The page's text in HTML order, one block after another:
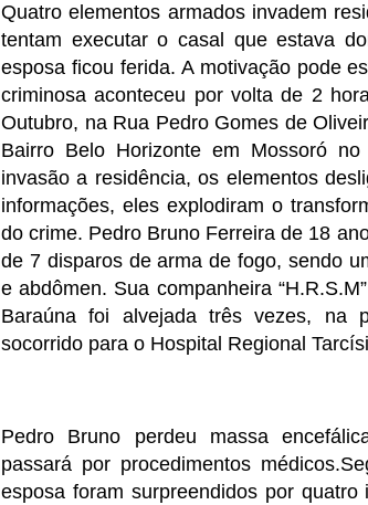
Quatro elementos armados invadem
tentam executar o casal que estava
esposa ficou ferida. A motivação pode
criminosa aconteceu por volta de 2
Outubro, na Rua Pedro Gomes de
Bairro Belo Horizonte em Mossoró
invasão a residência, os elementos
informações, eles explodiram o
do crime. Pedro Bruno Ferreira de 18
de 7 disparos de arma de fogo, sendo
e abdômen. Sua companheira
Baraúna foi alvejada três vezes, na
socorrido para o Hospital Regional
Pedro Bruno perdeu massa
passará por procedimentos médicos.
esposa foram surpreendidos por